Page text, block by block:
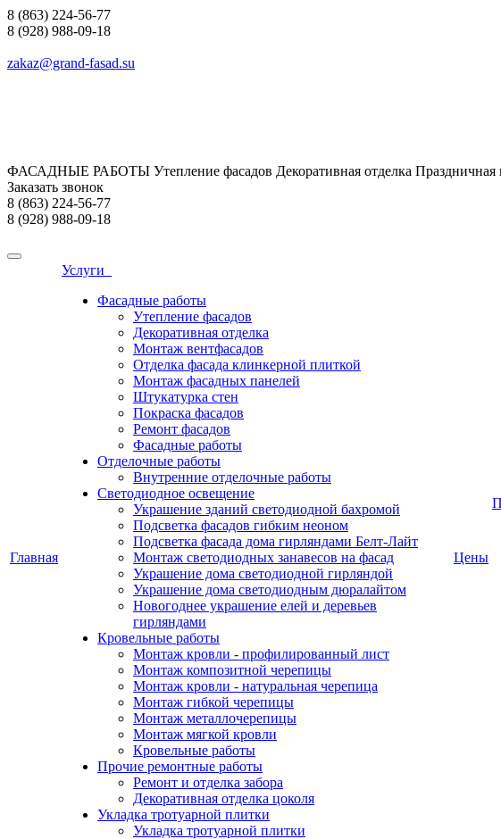
8 (863) 224-56-77
8 (928) 988-09-18
zakaz@grand-fasad.su
ФАСАДНЫЕ РАБОТЫ Утепление фасадов Декоративная отделка Праздничная
Заказать звонок
8 (863) 224-56-77
8 (928) 988-09-18
Главная
Услуги
Фасадные работы
Утепление фасадов
Декоративная отделка
Монтаж вентфасадов
Отделка фасада клинкерной плиткой
Монтаж фасадных панелей
Штукатурка стен
Покраска фасадов
Ремонт фасадов
Фасадные работы
Отделочные работы
Внутренние отделочные работы
Светодиодное освещение
Украшение зданий светодиодной бахромой
Подсветка фасадов гибким неоном
Подсветка фасада дома гирляндами Белт-Лайт
Монтаж светодиодных занавесов на фасад
Украшение дома светодиодной гирляндой
Украшение дома светодиодным дюралайтом
Новогоднее украшение елей и деревьев
гирляндами
Кровельные работы
Монтаж кровли - профилированный лист
Монтаж композитной черепицы
Монтаж кровли - натуральная черепица
Монтаж гибкой черепицы
Монтаж металлочерепицы
Монтаж мягкой кровли
Кровельные работы
Прочие ремонтные работы
Ремонт и отделка забора
Декоративная отделка цоколя
Укладка тротуарной плитки
Укладка тротуарной плитки
Цены